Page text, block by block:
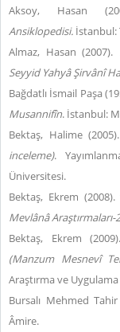
Aksoy, Hasan
Ansiklopedisi. İstanbul:
Almaz, Hasan (2007).
Seyyid Yahyâ Şirvânî
Bağdatlı İsmail Paşa
Musannifîn. İstanbul:
Bektaş, Halime (2005).
inceleme).
Üniversitesi.
Bektaş, Ekrem (2008).
Mevlânâ Araştırmaları-2
Bektaş, Ekrem
(Manzum Mesnevî
Araştırma ve
Bursalı Mehmed
Âmire.